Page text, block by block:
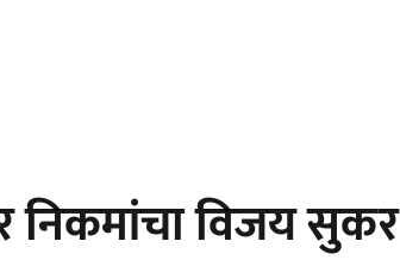
विजय सुकर